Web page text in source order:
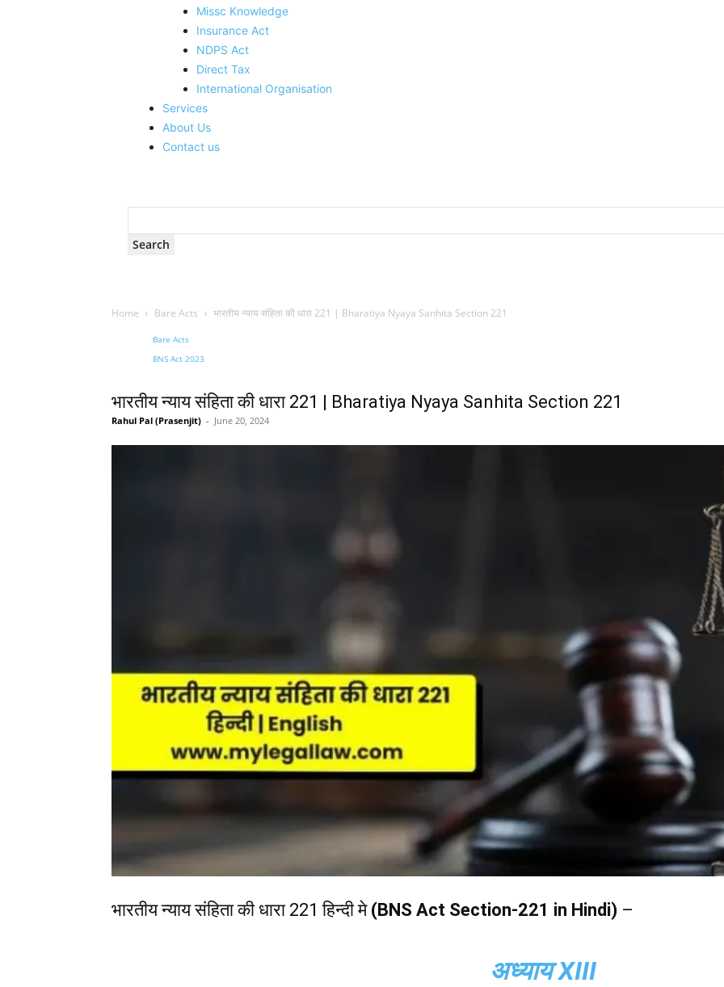
Missc Knowledge
Insurance Act
NDPS Act
Direct Tax
International Organisation
Services
About Us
Contact us
Home Bare Acts भारतीय न्याय संहिता की धारा 221 | Bharatiya Nyaya Sanhita Section 221
Bare Acts
BNS Act 2023
भारतीय न्याय संहिता की धारा 221 | Bharatiya Nyaya Sanhita Section 221
Rahul Pal (Prasenjit) - June 20, 2024
भारतीय न्याय संहिता की धारा 221 हिन्दी मे (BNS Act Section-221 in Hindi) –
अध्याय XIII